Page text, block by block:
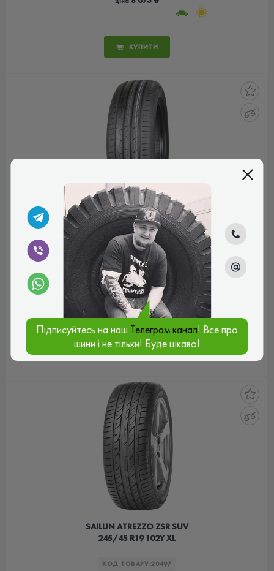
КУПИТИ
MATADOR HECTORRA 5
245/45 R19 102Y XL
КОД ТОВАРУ: 23609
5.0 5 відгуків
ціна5 832 ₴
ЧЕХІЯ СЛОВАЧЧИНА
КУПИТИ
SAILUN ATREZZO ZSR SUV
245/45 R19 102Y XL
КОД ТОВАРУ:20497
Підписуйтесь на наш Телеграм канал! Все про
шини і не тільки! Буде цікаво!